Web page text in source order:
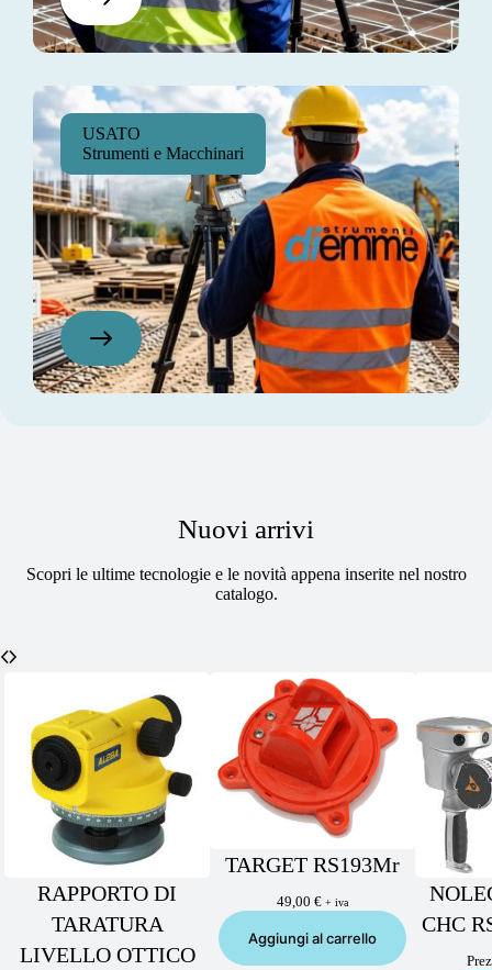
USATO
Strumenti e Macchinari
Nuovi arrivi
Scopri le ultime tecnologie e le novità appena inserite nel nostro
catalogo.
RAPPORTO DI
TARATURA
LIVELLO OTTICO
TARGET RS193Mr
49,00 € + iva
Aggiungi al carrello
CHC